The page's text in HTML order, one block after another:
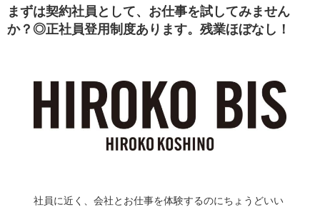
まずは契約社員として、お仕事を試してみません
か？◎正社員登用制度あります。残業ほぼなし！
社員に近く、会社とお仕事を体験するのにちょうどいい